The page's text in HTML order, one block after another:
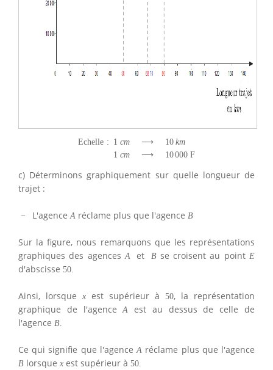
Echelle : 1 cm ⟶ 10 km
1 cm ⟶ 10000 F
c) Déterminons graphiquement sur quelle longueur de
trajet :
− L'agenceA réclame plus que l'agenceB
Sur la figure, nous remarquons que les représentations
graphiques des agencesA et B se croisent au pointE
d'abscisse 50.
Ainsi, lorsque x est supérieur à 50, la représentation
graphique de l'agenceA
est au dessus de celle de
l'agence B.
Ce qui signifie que l'agenceA réclame plus que l'agence
B lorsque x est supérieur à 50.